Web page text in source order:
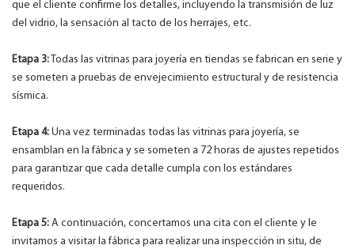
que el cliente confirme los detalles, incluyendo la transmisión de luz
del vidrio, la sensación al tacto de los herrajes, etc.
Etapa 3: Todas las vitrinas para joyería en tiendas se fabrican en serie y
se someten a pruebas de envejecimiento estructural y de resistencia
sísmica.
Etapa 4: Una vez terminadas todas las vitrinas para joyería, se
ensamblan en la fábrica y se someten a 72 horas de ajustes repetidos
para garantizar que cada detalle cumpla con los estándares
requeridos.
Etapa 5: A continuación, concertamos una cita con el cliente y le
invitamos a visitar la fábrica para realizar una inspección in situ, de